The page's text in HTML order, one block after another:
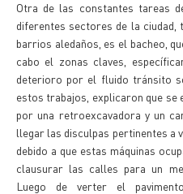
Otra de las constantes tareas
diferentes sectores de la
barrios aledaños, es el bacheo,
cabo el zonas claves,
deterioro por el fluido tránsito
estos trabajos, explicaron que se
por una retroexcavadora y un
llegar las disculpas pertinentes a
debido a que estas máquinas
clausurar las calles para un
Luego de verter el